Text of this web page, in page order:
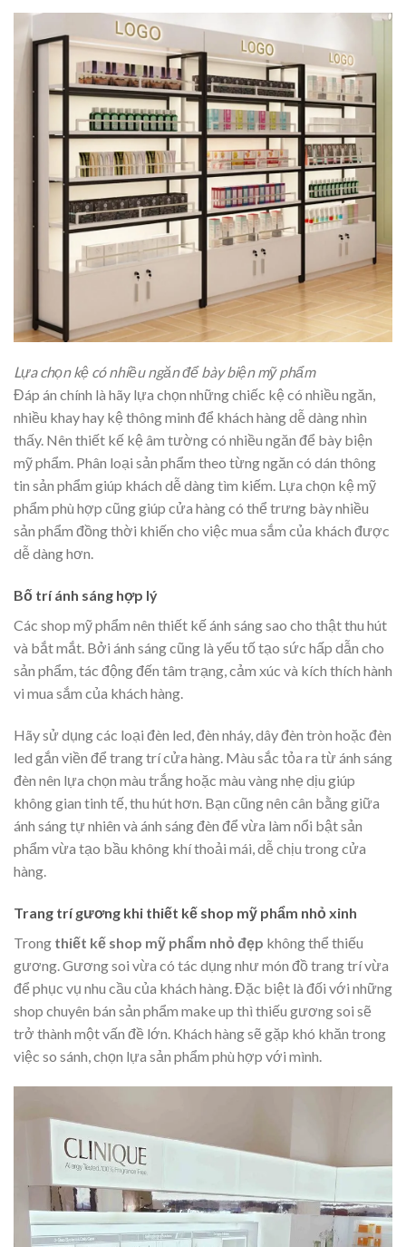
Lựa chọn kệ có nhiều ngăn để bày biện mỹ phẩm
Đáp án chính là hãy lựa chọn những chiếc kệ có nhiều ngăn,
nhiều khay hay kệ thông minh để khách hàng dễ dàng nhìn
thấy. Nên thiết kế kệ âm tường có nhiều ngăn để bày biện
mỹ phẩm. Phân loại sản phẩm theo từng ngăn có dán thông
tin sản phẩm giúp khách dễ dàng tìm kiếm. Lựa chọn kệ mỹ
phẩm phù hợp cũng giúp cửa hàng có thể trưng bày nhiều
sản phẩm đồng thời khiến cho việc mua sắm của khách được
dễ dàng hơn.
Bố trí ánh sáng hợp lý
Các shop mỹ phẩm nên thiết kế ánh sáng sao cho thật thu hút
và bắt mắt. Bởi ánh sáng cũng là yếu tố tạo sức hấp dẫn cho
sản phẩm, tác động đến tâm trạng, cảm xúc và kích thích hành
vi mua sắm của khách hàng.
Hãy sử dụng các loại đèn led, đèn nháy, dây đèn tròn hoặc đèn
led gắn viền để trang trí cửa hàng. Màu sắc tỏa ra từ ánh sáng
đèn nên lựa chọn màu trắng hoặc màu vàng nhẹ dịu giúp
không gian tinh tế, thu hút hơn. Bạn cũng nên cân bằng giữa
ánh sáng tự nhiên và ánh sáng đèn để vừa làm nổi bật sản
phẩm vừa tạo bầu không khí thoải mái, dễ chịu trong cửa
hàng.
Trang trí gương khi thiết kế shop mỹ phẩm nhỏ xinh
Trong thiết kế shop mỹ phẩm nhỏ đẹp không thể thiếu
gương. Gương soi vừa có tác dụng như món đồ trang trí vừa
để phục vụ nhu cầu của khách hàng. Đặc biệt là đối với những
shop chuyên bán sản phẩm make up thì thiếu gương soi sẽ
trở thành một vấn đề lớn. Khách hàng sẽ gặp khó khăn trong
việc so sánh, chọn lựa sản phẩm phù hợp với mình.